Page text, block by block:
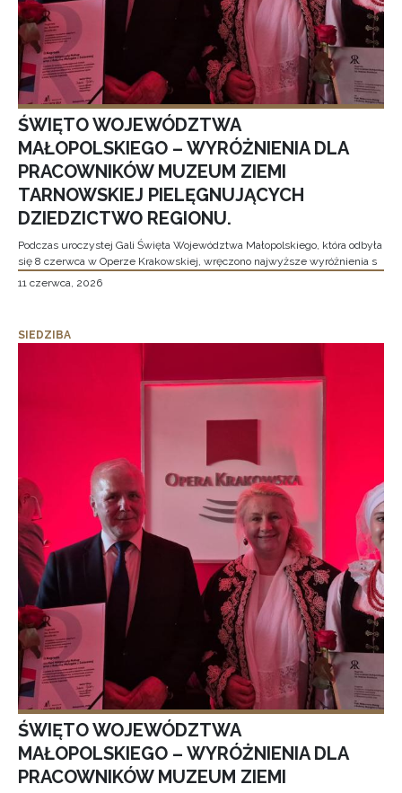
ŚWIĘTO WOJEWÓDZTWA
MAŁOPOLSKIEGO – WYRÓŻNIENIA DLA
PRACOWNIKÓW MUZEUM ZIEMI
TARNOWSKIEJ PIELĘGNUJĄCYCH
DZIEDZICTWO REGIONU.
Podczas uroczystej Gali Święta Województwa Małopolskiego, która odbyła
się 8 czerwca w Operze Krakowskiej, wręczono najwyższe wyróżnienia s
11 czerwca, 2026
SIEDZIBA
ŚWIĘTO WOJEWÓDZTWA
MAŁOPOLSKIEGO – WYRÓŻNIENIA DLA
PRACOWNIKÓW MUZEUM ZIEMI